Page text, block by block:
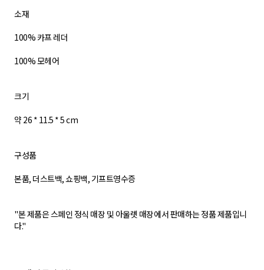
소재
100% 카프 레더
100% 모헤어
크기
약 26 * 11.5 * 5 cm
구성품
본품, 더스트백, 쇼핑백, 기프트영수증
"본 제품은 스페인 정식 매장 및 아울렛 매장에서 판매하는 정품 제품입니
다."